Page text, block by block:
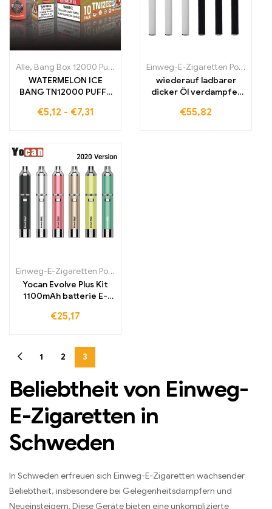
Alle, Bang Box 12000 Puff Einweg-E-Zigaretten Schweden,
WATERMELON ICE
BANG TN12000 PUFFS
Zigarette mit 12000
Eis kombiniert
€5,12 - €7,31
Einweg-E-Zigaretten Polen
wiederauf ladbarer
dicker Öl verdampfer
USB-Ladeans chluss
€55,82
Einweg-E-Zigaretten Polen
Yocan Evolve Plus Kit
1100mAh batterie E-
€25,17
1 2 3
Beliebtheit von Einweg-
E-Zigaretten in
Schweden
In Schweden erfreuen sich Einweg-E-Zigaretten wachsender
Beliebtheit, insbesondere bei Gelegenheitsdampfern und
Neueinsteigern. Diese Geräte bieten eine unkomplizierte